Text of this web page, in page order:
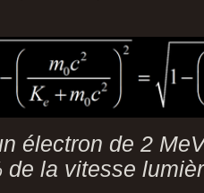
électron de 2
de la vitesse